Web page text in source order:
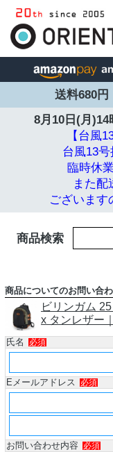
送料680円
8月10日(月
【台風
台風13
臨時休
また配
ございます
商品検索
商品についてのお問い合
ビリンガム
x タンレザー
氏名 必須
Eメールアドレス 必須
お問い合わせ内容
必須